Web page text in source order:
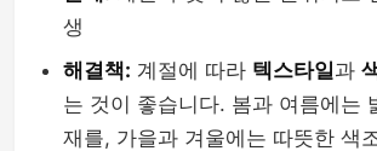
생
해결책: 계절에 따라 텍스타일과
는 것이 좋습니다. 봄과 여름에는
재를, 가을과 겨울에는 따뜻한 색